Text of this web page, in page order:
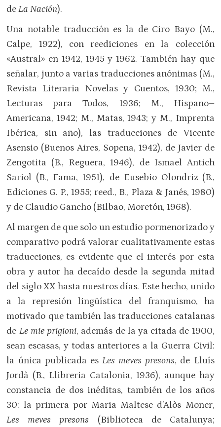
deLa Nación).
Una notable traducción es la de Ciro Bayo (M.,
Calpe, 1922), con reediciones en la colección
«Austral» en 1942, 1945 y 1962. También hay que
señalar, junto a varias traducciones anónimas (M.,
Revista Literaria Novelas y Cuentos, 1930; M.,
Lecturas para Todos, 1936; M., Hispano–
Americana, 1942; M., Matas, 1943; y M., Imprenta
Ibérica, sin año), las traducciones de Vicente
Asensio (Buenos Aires, Sopena, 1942), de Javier de
Zengotita (B., Reguera, 1946), de Ismael Antich
Sariol (B., Fama, 1951), de Eusebio Olondriz (B.,
Ediciones G. P., 1955; reed., B., Plaza & Janés, 1980)
y de Claudio Gancho (Bilbao, Moretón, 1968).
Al margen de que solo un estudio pormenorizado y
comparativo podrá valorar cualitativamente estas
traducciones, es evidente que el interés por esta
obra y autor ha decaído desde la segunda mitad
del siglo XX hasta nuestros días. Este hecho, unido
a la represión lingüística del franquismo, ha
motivado que también las traducciones catalanas
de Le mie prigioni, además de la ya citada de 1900,
sean escasas, y todas anteriores a la Guerra Civil:
la única publicada es Les meves presons, de Lluís
Jordà (B., Llibreria Catalonia, 1936), aunque hay
constancia de dos inéditas, también de los años
30: la primera por Maria Maltese d’Alòs Moner,
Les meves presons (Biblioteca de Catalunya;